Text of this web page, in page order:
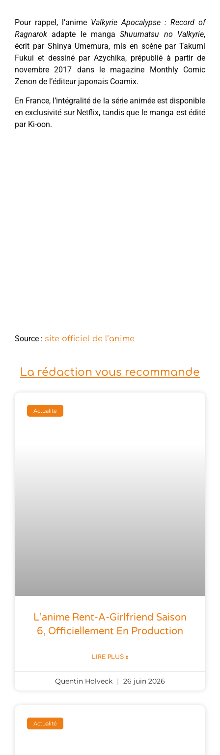
Pour rappel, l’anime Valkyrie Apocalypse : Record of
Ragnarok adapte le mangaShuumatsu no Valkyrie,
écrit par Shinya Umemura, mis en scène par Takumi
Fukui et dessiné par Azychika, prépublié à partir de
novembre 2017 dans le magazine Monthly Comic
Zenon de l’éditeur japonais Coamix.
En France, l’intégralité de la série animée est disponible
en exclusivité sur Netflix, tandis que le manga est édité
par Ki-oon.
Source : site officiel de l’anime
La rédaction vous recommande
Actualité
L’anime Rent-A-Girlfriend Saison
6, Officiellement En Production
LIRE PLUS »
Quentin Holveck 26 juin 2026
Actualité